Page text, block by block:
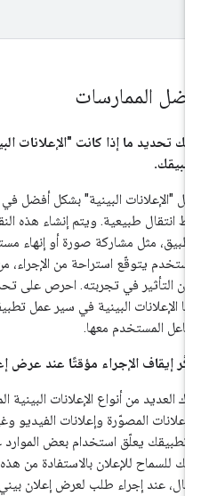
الممارسات
تحديد ما إذا كانت "الإعلانات
"الإعلانات البينية" بشكل أفضل في
انتقال طبيعية. ويتم إنشاء هذه
مثل مشاركة صورة أو إنهاء مستوى
يتوقّع استراحة من الإجراء، من
التأثير في تجربته. احرص على
الإعلانات البينية في سير عمل
المستخدم معها.
إيقاف الإجراء مؤقتًا عند عرض
العديد من أنواع الإعلانات البينية
المصوّرة وإعلانات الفيديو
تطبيقك يعلّق استخدام بعض الموارد
للسماح للإعلان بالاستفادة من هذه
عند إجراء طلب لعرض إعلان بيني،